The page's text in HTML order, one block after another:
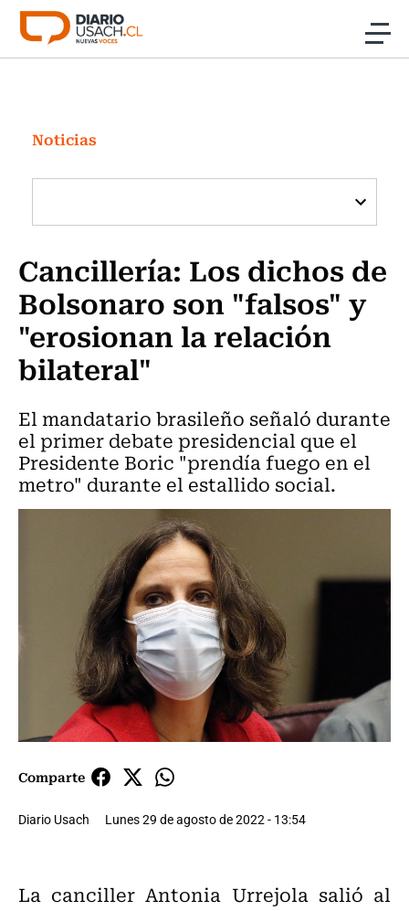
Click acá para ir directamente al contenido
Investigación
Cultura
Programas Radio y TV Usach
Noticias
Cancillería: Los dichos de
Bolsonaro son "falsos" y
"erosionan la relación
bilateral"
El mandatario brasileño señaló durante
el primer debate presidencial que el
Presidente Boric "prendía fuego en el
metro" durante el estallido social.
Comparte
Diario Usach Lunes 29 de agosto de 2022 - 13:54
La canciller Antonia Urrejola salió al